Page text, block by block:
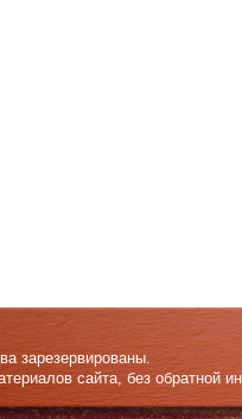
зарезервированы.
сайта, без обратной